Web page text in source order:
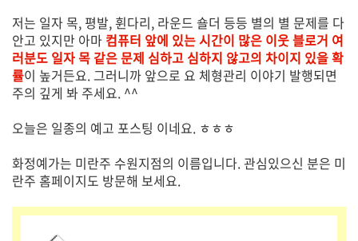
저는 일자 목, 평발, 휜다리, 라운드 숄더 등등 별의 별 문제를 다
안고 있지만 아마 컴퓨터 앞에 있는 시간이 많은 이웃 블로거 여
러분도 일자 목 같은 문제 심하고 심하지 않고의 차이지 있을 확
률이 높거든요. 그러니까 앞으로 요 체형관리 이야기 발행되면
주의 깊게 봐 주세요. ^^
오늘은 일종의 예고 포스팅 이네요. ㅎㅎㅎ
화정예가는 미란주 수원지점의 이름입니다. 관심있으신 분은 미
란주 홈페이지도 방문해 보세요.